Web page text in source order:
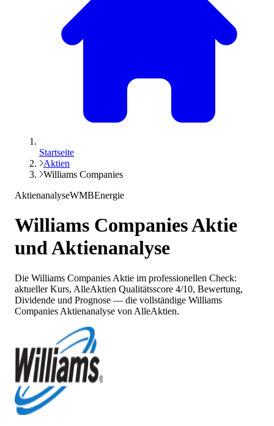
Startseite
Aktien
Williams Companies
AktienanalyseWMBEnergie
Williams CompaniesAktie
und Aktienanalyse
Die Williams Companies Aktie im professionellen Check:
aktueller Kurs, AlleAktien Qualitätsscore 4/10, Bewertung,
Dividende und Prognose — die vollständige Williams
Companies Aktienanalyse von AlleAktien.